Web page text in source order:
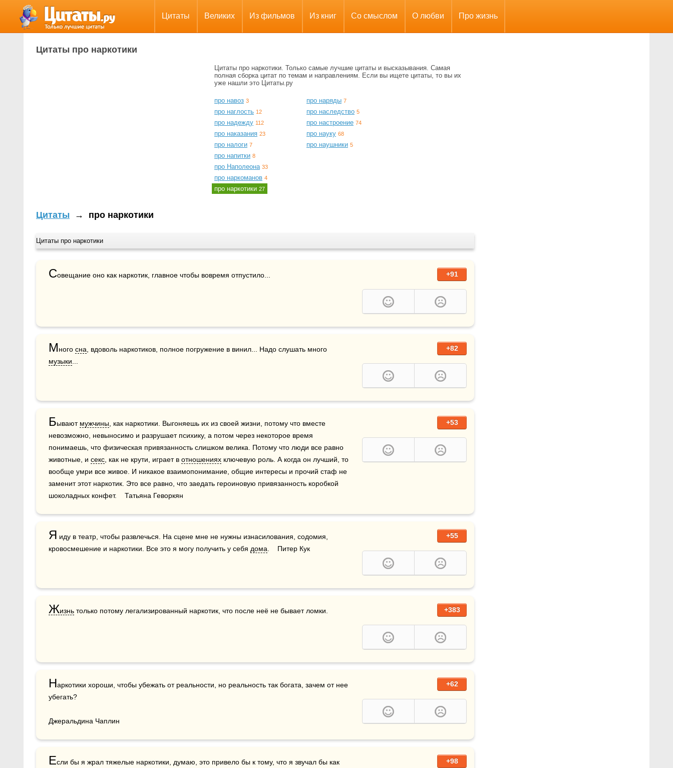
Цитаты Великих Из фильмов Из книг Со смыслом О любви Про жизнь
Цитаты про наркотики
Цитаты про наркотики. Только самые лучшие цитаты и высказывания. Самая
полная сборка цитат по темам и направлениям. Если вы ищете цитаты, то вы их
уже нашли это Цитаты.ру
про навоз 3
про наглость 12
про надежду 112
про наказания 23
про налоги 7
про напитки 8
про Наполеона 33
про наркоманов 4
про наркотики 27
про наряды 7
про наследство 5
про настроение 74
про науку 68
про наушники 5
Цитаты → про наркотики
Цитаты про наркотики
+91
Совещание оно как наркотик, главное чтобы вовремя отпустило...
+82
Много сна
музыки
+53
Бывают мужчины , как наркотики. Выгоняешь их из своей жизни, потому что вместе
невозможно, невыносимо и разрушает психику, а потом через некоторое время
понимаешь, что физическая привязанность слишком велика. Потому что люди все равно
животные, и секс , как не крути, играет в отношениях ключевую роль. А когда он лучший, то
вообще умри все живое. И никакое взаимопонимание, общие интересы и прочий стаф не
заменит этот наркотик. Это все равно, что заедать героиновую привязанность коробкой
шоколадных конфет.    Татьяна Геворкян
+55
Я иду в театр, чтобы развлечься. На сцене мне не нужны изнасилования, содомия,
кровосмешение и наркотики. Все это я могу получить у себя дома .    Питер Кук
+383
Жизнь только потому легализированный наркотик, что после неё не бывает ломки.
+62
Наркотики хороши, чтобы убежать от реальности, но реальность так богата, зачем от нее
убегать?
Джеральдина Чаплин
+98
Если бы я жрал тяжелые наркотики, думаю, это привело бы к тому, что я звучал бы как